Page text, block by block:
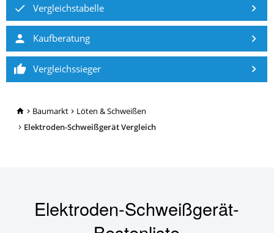
TopRatgeber24.de
Baumarkt
Löten & Schweißen
Elektroden-Schweißgerät Vergleich
Vergleichstabelle
Kaufberatung
Vergleichssieger
Elektroden-Schweißgerät-